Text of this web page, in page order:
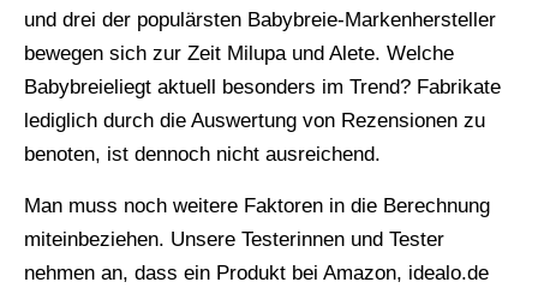
und drei der populärsten Babybreie-Markenhersteller
bewegen sich zur Zeit Milupa und Alete. Welche
Babybreieliegt aktuell besonders im Trend? Fabrikate
lediglich durch die Auswertung von Rezensionen zu
benoten, ist dennoch nicht ausreichend.
Man muss noch weitere Faktoren in die Berechnung
miteinbeziehen. Unsere Testerinnen und Tester
nehmen an, dass ein Produkt bei Amazon, idealo.de